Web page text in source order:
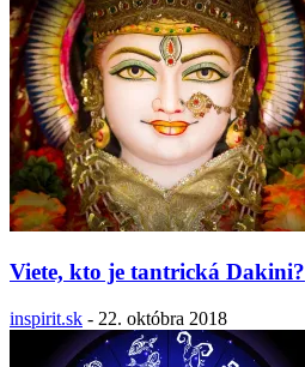
Viete, kto je tantrická Dakini?
inspirit.sk - 22. októbra 2018